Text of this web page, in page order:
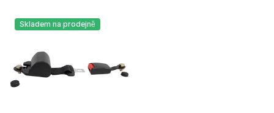
Skladem na prodejně